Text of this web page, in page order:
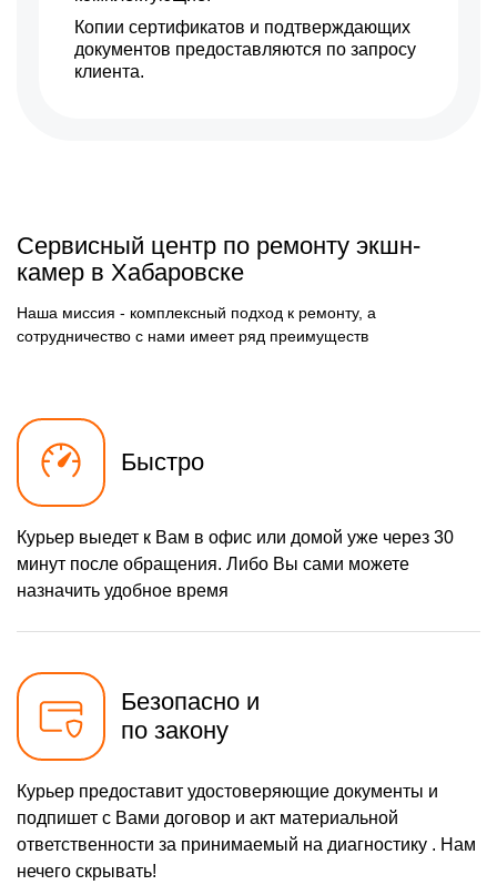
Копии сертификатов и подтверждающих
документов предоставляются по запросу
клиента.
Сервисный центр по ремонту экшн-
камер в Хабаровске
Наша миссия - комплексный подход к ремонту, а
сотрудничество с нами имеет ряд преимуществ
Быстро
Курьер выедет к Вам в офис или домой уже через 30
минут после обращения. Либо Вы сами можете
назначить удобное время
Безопасно и
по закону
Курьер предоставит удостоверяющие документы и
подпишет с Вами договор и акт материальной
ответственности за принимаемый на диагностику . Нам
нечего скрывать!